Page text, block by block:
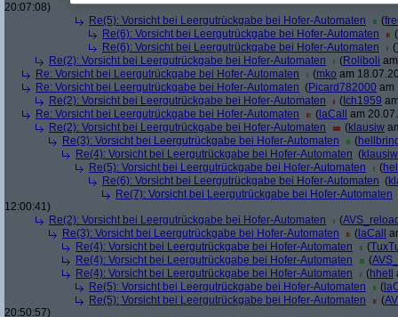
20:07:08)
Re(5): Vorsicht bei Leergutrückgabe bei Hofer-Automaten
(
Re(6): Vorsicht bei Leergutrückgabe bei Hofer-Automaten
(
Re(6): Vorsicht bei Leergutrückgabe bei Hofer-Automaten
(
Re(2): Vorsicht bei Leergutrückgabe bei Hofer-Automaten
(Roliboli
Re: Vorsicht bei Leergutrückgabe bei Hofer-Automaten
(mko am
Re: Vorsicht bei Leergutrückgabe bei Hofer-Automaten (Picard782000 am
Re(2): Vorsicht bei Leergutrückgabe bei Hofer-Automaten
( Ich1959
Re: Vorsicht bei Leergutrückgabe bei Hofer-Automaten
( laCall
am
Re(2): Vorsicht bei Leergutrückgabe bei Hofer-Automaten
(klausiw
Re(3): Vorsicht bei Leergutrückgabe bei Hofer-Automaten
(
Re(4): Vorsicht bei Leergutrückgabe bei Hofer-Automaten (klausiw
Re(5): Vorsicht bei Leergutrückgabe bei Hofer-Automaten
(
Re(6): Vorsicht bei Leergutrückgabe bei Hofer-Automaten (
Re(7): Vorsicht bei Leergutrückgabe bei Hofer-Automaten
12:00:41)
Re(2): Vorsicht bei Leergutrückgabe bei Hofer-Automaten
(
Re(3): Vorsicht bei Leergutrückgabe bei Hofer-Automaten
( laCall
Re(4): Vorsicht bei Leergutrückgabe bei Hofer-Automaten
(
Re(4): Vorsicht bei Leergutrückgabe bei Hofer-Automaten
(
Re(4): Vorsicht bei Leergutrückgabe bei Hofer-Automaten
(hhetl
Re(5): Vorsicht bei Leergutrückgabe bei Hofer-Automaten
(
Re(5): Vorsicht bei Leergutrückgabe bei Hofer-Automaten
(
20:50:57)